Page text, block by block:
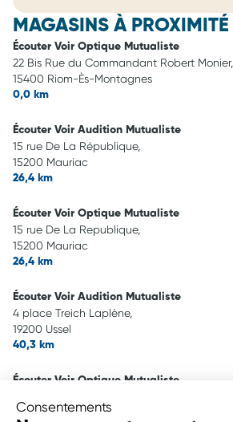
Consentements
MAGASINS À PROXIMITÉ
Écouter Voir Optique Mutualiste
22 Bis Rue du Commandant Robert Monier,
15400 Riom-Ès-Montagnes
0,0 km
Écouter Voir Audition Mutualiste
15 rue De La République,
15200 Mauriac
26,4 km
Écouter Voir Optique Mutualiste
15 rue De La Republique,
15200 Mauriac
26,4 km
Écouter Voir Audition Mutualiste
4 place Treich Laplène,
19200 Ussel
40,3 km
Écouter Voir Optique Mutualiste
19200 Ussel